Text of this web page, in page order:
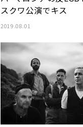
スクワ公演でキス
2019.08.01